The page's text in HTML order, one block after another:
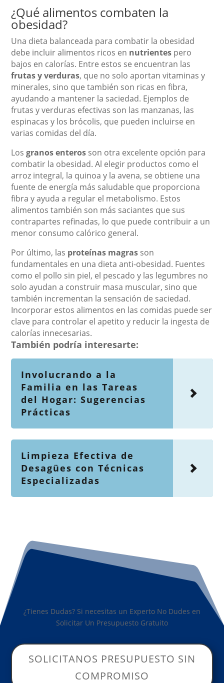
¿Qué alimentos combaten la
obesidad?
Una dieta balanceada para combatir la obesidad
debe incluir alimentos ricos en nutrientes pero
bajos en calorías. Entre estos se encuentran las
frutas y verduras, que no solo aportan vitaminas y
minerales, sino que también son ricas en fibra,
ayudando a mantener la saciedad. Ejemplos de
frutas y verduras efectivas son las manzanas, las
espinacas y los brócolis, que pueden incluirse en
varias comidas del día.
Losgranos enteros son otra excelente opción para
combatir la obesidad. Al elegir productos como el
arroz integral, la quinoa y la avena, se obtiene una
fuente de energía más saludable que proporciona
fibra y ayuda a regular el metabolismo. Estos
alimentos también son más saciantes que sus
contrapartes refinadas, lo que puede contribuir a un
menor consumo calórico general.
Por último, las proteínas magras son
fundamentales en una dieta anti-obesidad. Fuentes
como el pollo sin piel, el pescado y las legumbres no
solo ayudan a construir masa muscular, sino que
también incrementan la sensación de saciedad.
Incorporar estos alimentos en las comidas puede ser
clave para controlar el apetito y reducir la ingesta de
calorías innecesarias.
También podría interesarte:
Involucrando a la
Familia en las Tareas
del Hogar: Sugerencias
Prácticas
Limpieza Efectiva de
Desagües con Técnicas
Especializadas
¿Tienes Dudas? Si necesitas un Experto No Dudes en
Solicitar Un Presupuesto Gratuito
SOLICITANOS PRESUPUESTO SIN
COMPROMISO